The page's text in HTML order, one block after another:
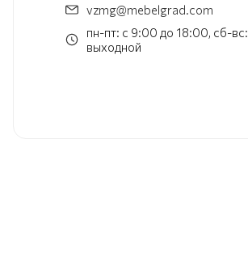
vzmg@mebelgrad.com
пн-пт: с 9:00 до 18:00, сб-вс:
выходной